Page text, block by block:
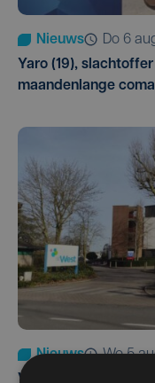
Nieuws
do 6
Yaro (19),
maandenlange
Nieuws
wo 5
Vier Oostendse